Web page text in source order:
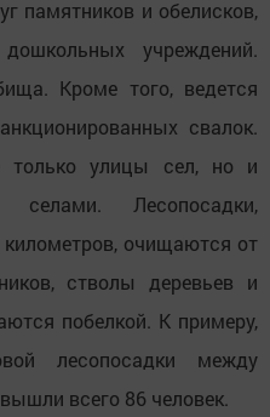
памятников и обелисков,
учреждений.
Кроме того, ведется
свалок.
только улицы сел, но и
Лесопосадки,
очищаются от
стволы деревьев и
побелкой. К примеру,
лесопосадки между
всего 86 человек.